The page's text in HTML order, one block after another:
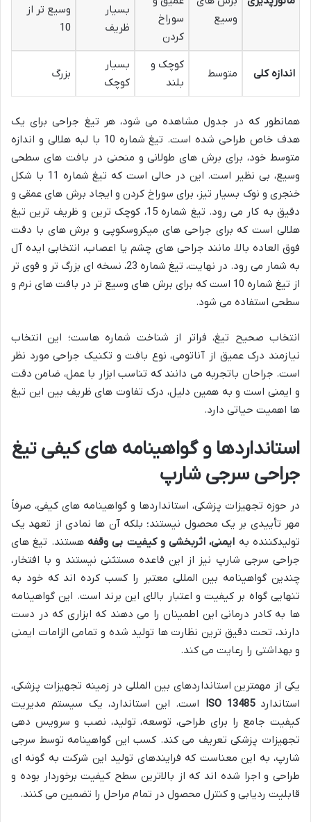
وسیع
سوراخ
کردن
بسیار
ظریف
وسیع تر از
10
اندازه کلی متوسط
کوچک و
بلند
بسیار
کوچک
بزرگ
همانطور که در جدول مشاهده می شود، هر تیغ جراحی برای یک
هدف خاص طراحی شده است. تیغ شماره 10 با لبه هلالی و اندازه
متوسط خود، برای برش های طولانی و منحنی در بافت های سطحی
وسیع، بی نظیر است. این در حالی است که تیغ شماره 11 با شکل
خنجری و نوک بسیار تیز، برای سوراخ کردن و ایجاد برش های عمقی و
دقیق به کار می رود. تیغ شماره 15، کوچک ترین و ظریف ترین تیغ
هلالی است که برای جراحی های میکروسکوپی و برش های با دقت
فوق العاده بالا، مانند جراحی های چشم یا اعصاب، انتخابی ایده آل
به شمار می رود. در نهایت، تیغ شماره 23، نسخه ای بزرگ تر و قوی تر
از تیغ شماره 10 است که برای برش های وسیع تر در بافت های نرم و
سطحی استفاده می شود.
انتخاب صحیح تیغ، فراتر از شناخت شماره هاست؛ این انتخاب
نیازمند درک عمیق از آناتومی، نوع بافت و تکنیک جراحی مورد نظر
است. جراحان باتجربه می دانند که تناسب ابزار با عمل، ضامن دقت
و ایمنی است و به همین دلیل، درک تفاوت های ظریف بین این تیغ
ها اهمیت حیاتی دارد.
استانداردها و گواهینامه های کیفی تیغ
جراحی سرجی شارپ
در حوزه تجهیزات پزشکی، استانداردها و گواهینامه های کیفی، صرفاً
مهر تأییدی بر یک محصول نیستند؛ بلکه آن ها نمادی از تعهد یک
تولیدکننده به ایمنی، اثربخشی و کیفیت بی وقفه هستند. تیغ های
جراحی سرجی شارپ نیز از این قاعده مستثنی نیستند و با افتخار،
چندین گواهینامه بین المللی معتبر را کسب کرده اند که خود به
تنهایی گواه بر کیفیت و اعتبار بالای این برند است. این گواهینامه
ها به کادر درمانی این اطمینان را می دهند که ابزاری که در دست
دارند، تحت دقیق ترین نظارت ها تولید شده و تمامی الزامات ایمنی
و بهداشتی را رعایت می کند.
یکی از مهمترین استانداردهای بین المللی در زمینه تجهیزات پزشکی،
استانداردISO 13485 است. این استاندارد، یک سیستم مدیریت
کیفیت جامع را برای طراحی، توسعه، تولید، نصب و سرویس دهی
تجهیزات پزشکی تعریف می کند. کسب این گواهینامه توسط سرجی
شارپ، به این معناست که فرایندهای تولید این شرکت به گونه ای
طراحی و اجرا شده اند که از بالاترین سطح کیفیت برخوردار بوده و
قابلیت ردیابی و کنترل محصول در تمام مراحل را تضمین می کنند.